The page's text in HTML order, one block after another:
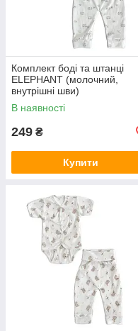
Комплект боді та штанці
ELEPHANT (молочний,
внутрішні шви)
В наявності
249 ₴
Купити